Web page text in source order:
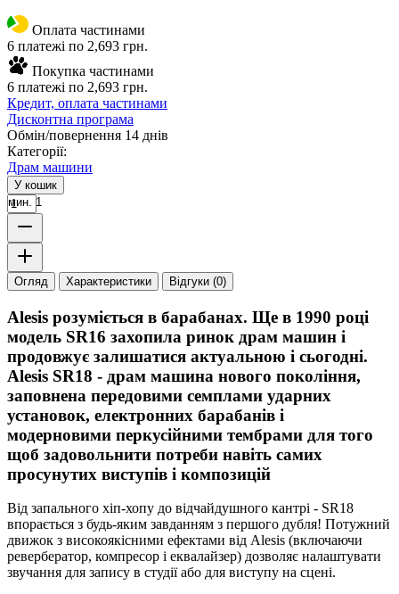
Оплата частинами
6 платежі по 2,693 грн.
Покупка частинами
6 платежі по 2,693 грн.
Кредит, оплата частинами
Дисконтна програма
Обмін/повернення 14 днів
Категорії:
Драм машини
У кошик
мин. 1
Огляд Характеристики Відгуки (0)
Alesis розуміється в барабанах. Ще в 1990 році
модель SR16 захопила ринок драм машин і
продовжує залишатися актуальною і сьогодні.
Alesis SR18 - драм машина нового покоління,
заповнена передовими семплами ударних
установок, електронних барабанів і
модерновими перкусійними тембрами для того
щоб задовольнити потреби навіть самих
просунутих виступів і композицій
Від запального хіп-хопу до відчайдушного кантрі - SR18
впорається з будь-яким завданням з першого дубля! Потужний
движок з високоякісними ефектами від Alesis (включаючи
ревербератор, компресор і еквалайзер) дозволяє налаштувати
звучання для запису в студії або для виступу на сцені.